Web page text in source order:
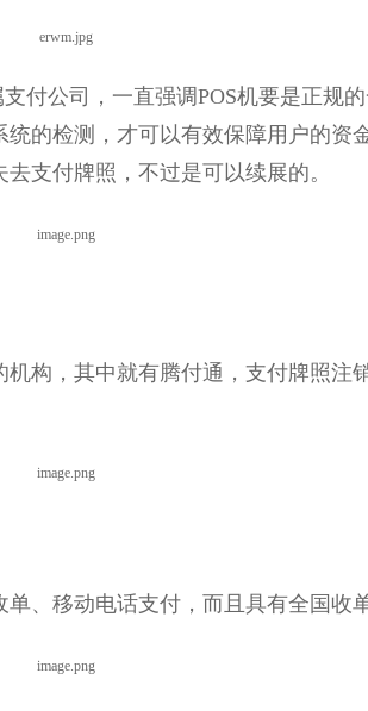
付公司，一直强调POS机要是正规
的检测，才可以有效保障用户的资
支付牌照，不过是可以续展的。
，其中就有腾付通，支付牌照注
移动电话支付，而且具有全国收单